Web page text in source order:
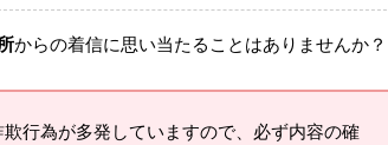
からの着信に思い当たることはありませんか？
行為が多発していますので、必ず内容の確